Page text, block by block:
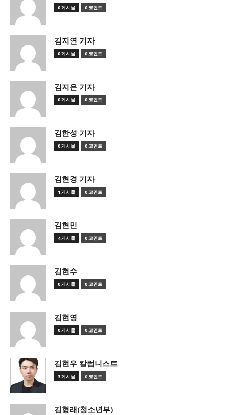
0 게시물 0 코멘트
김지연 기자
0 게시물 0 코멘트
김지은 기자
0 게시물 0 코멘트
김한성 기자
0 게시물 0 코멘트
김현경 기자
1 게시물 0 코멘트
김현민
4 게시물 0 코멘트
김현수
0 게시물 0 코멘트
김현영
0 게시물 0 코멘트
김현우 칼럼니스트
3 게시물 0 코멘트
김형래(청소년부)